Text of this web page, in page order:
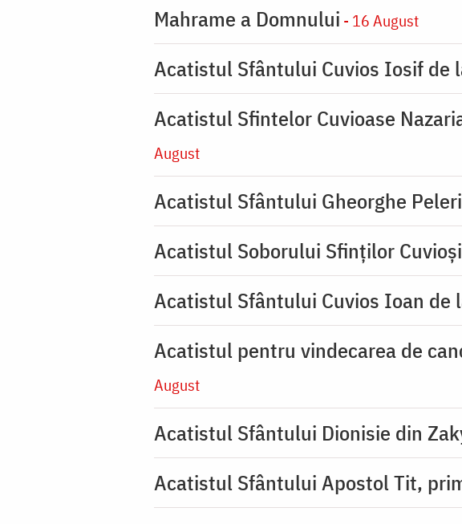
Mahrame a Domnului - 16 August
Acatistul Sfântului Cuvios Iosif de
Acatistul Sfintelor Cuvioase
August
Acatistul Sfântului Gheorghe
Acatistul Soborului Sfinților
Acatistul Sfântului Cuvios Ioan de
Acatistul pentru vindecarea de
August
Acatistul Sfântului Dionisie din
Acatistul Sfântului Apostol Tit,